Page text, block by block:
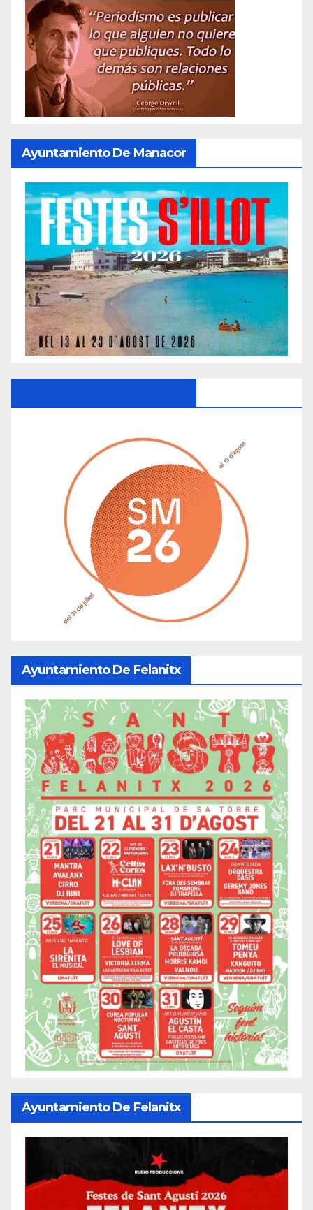
entradas
Ayuntamiento De Manacor
Ayuntamiento De Felanitx
Ayuntamiento De Felanitx